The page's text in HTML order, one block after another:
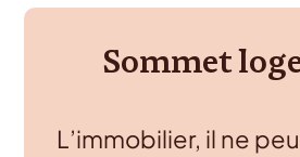
Sommet
L’immobilier, il ne